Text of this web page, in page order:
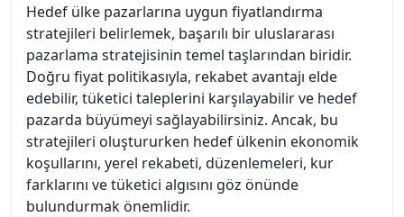
Hedef ülke pazarlarına uygun fiyatlandırma
stratejileri belirlemek, başarılı bir uluslararası
pazarlama stratejisinin temel taşlarından biridir.
Doğru fiyat politikasıyla, rekabet avantajı elde
edebilir, tüketici taleplerini karşılayabilir ve hedef
pazarda büyümeyi sağlayabilirsiniz. Ancak, bu
stratejileri oluştururken hedef ülkenin ekonomik
koşullarını, yerel rekabeti, düzenlemeleri, kur
farklarını ve tüketici algısını göz önünde
bulundurmak önemlidir.